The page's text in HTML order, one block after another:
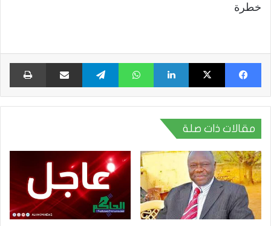
خطرة
فيسبوك X لينكدإن واتساب تيلقرام مشاركة عبر البريد
مقالات ذات صلة